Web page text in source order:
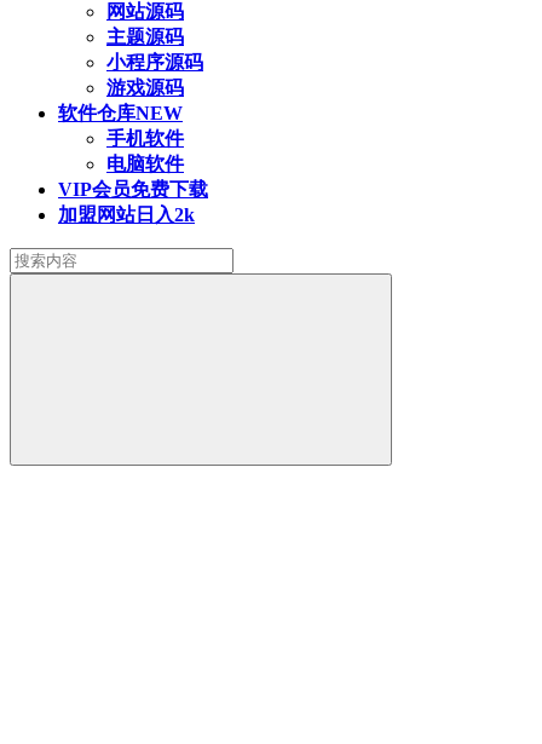
网站源码
主题源码
小程序源码
游戏源码
软件仓库NEW
手机软件
电脑软件
VIP会员免费下载
加盟网站日入2k